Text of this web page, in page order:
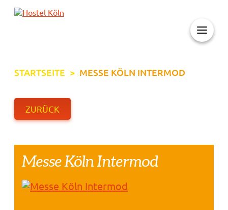
STARTSEITE > MESSE KÖLN INTERMOD
ZURÜCK
Messe Köln Intermod